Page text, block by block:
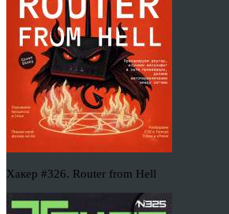
Хакер #326. Router from Hell